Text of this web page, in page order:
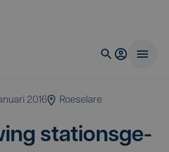
januari 2016 Roeselare
sta­ti­ons­ge­